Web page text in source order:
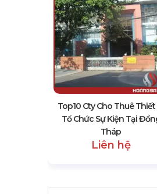
Top10 Cty Cho Thuê Thiết
Tổ Chức Sự Kiện Tại
Tháp
Liên hệ